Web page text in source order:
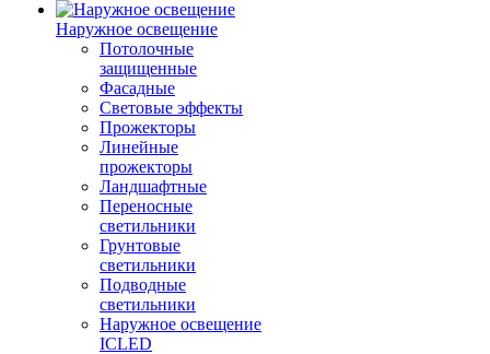
Наружное освещение
Потолочные
защищенные
Фасадные
Световые эффекты
Прожекторы
Линейные
прожекторы
Ландшафтные
Переносные
светильники
Грунтовые
светильники
Подводные
светильники
Наружное освещение
ICLED